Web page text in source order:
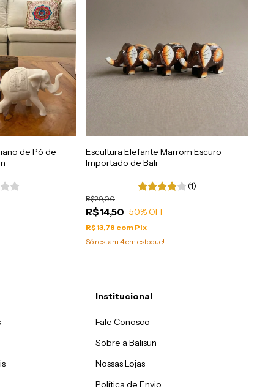
de Pó de
Escultura Elefante Marrom Escuro
Importado de Bali
(1)
R$14,50
R$29,00
50% OFF
R$13,78 com Pix
Só restam 4em estoque!
Institucional
Fale Conosco
Sobre a Balisun
Nossas Lojas
Política de Envio